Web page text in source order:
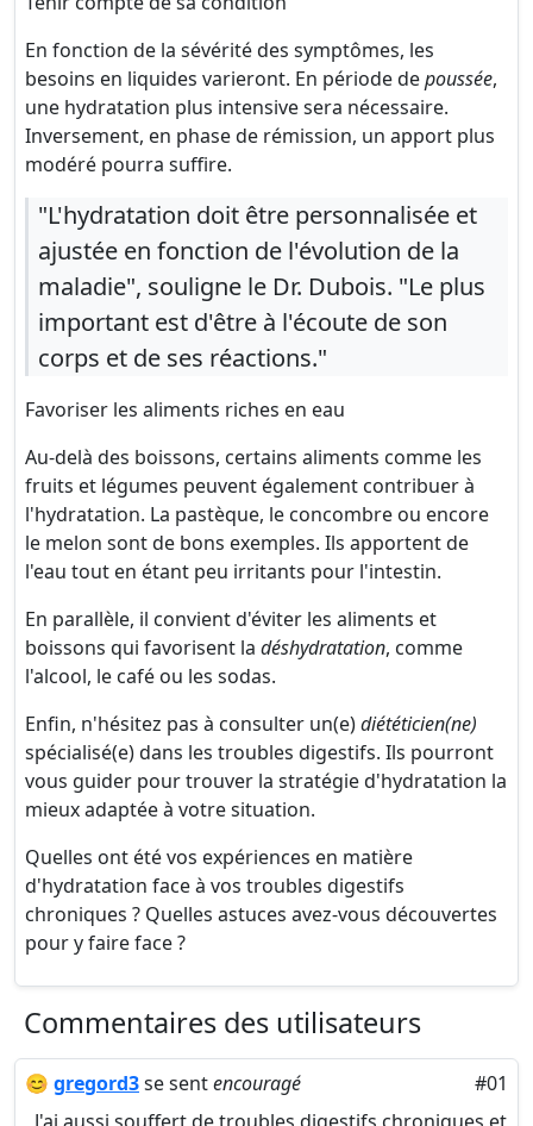
En fonction de la sévérité des symptômes, les
besoins en liquides varieront. En période depoussée,
une hydratation plus intensive sera nécessaire.
Inversement, en phase de rémission, un apport plus
modéré pourra suffire.
"L'hydratation doit être personnalisée et
ajustée en fonction de l'évolution de la
maladie", souligne le Dr. Dubois. "Le plus
important est d'être à l'écoute de son
corps et de ses réactions."
Favoriser les aliments riches en eau
Au-delà des boissons, certains aliments comme les
fruits et légumes peuvent également contribuer à
l'hydratation. La pastèque, le concombre ou encore
le melon sont de bons exemples. Ils apportent de
l'eau tout en étant peu irritants pour l'intestin.
En parallèle, il convient d'éviter les aliments et
boissons qui favorisent la déshydratation, comme
l'alcool, le café ou les sodas.
Enfin, n'hésitez pas à consulter un(e)diététicien(ne)
spécialisé(e) dans les troubles digestifs. Ils pourront
vous guider pour trouver la stratégie d'hydratation la
mieux adaptée à votre situation.
Quelles ont été vos expériences en matière
d'hydratation face à vos troubles digestifs
chroniques ? Quelles astuces avez-vous découvertes
pour y faire face ?
Commentaires des utilisateurs
😊 gregord3se sentencouragé
#01